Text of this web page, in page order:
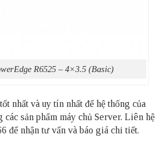
R6525 – 4×3.5 (Basic)
nhất và uy tín nhất để hệ thống của
các sản phẩm máy chủ Server. Liên hệ
để nhận tư vấn và báo giá chi tiết.